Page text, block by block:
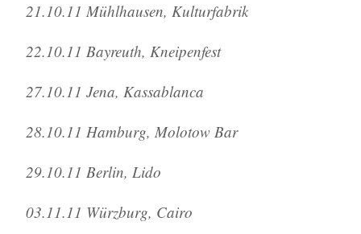
21.10.11 Mühlhausen, Kulturfabrik
22.10.11 Bayreuth, Kneipenfest
27.10.11 Jena, Kassablanca
28.10.11 Hamburg, Molotow Bar
29.10.11 Berlin, Lido
03.11.11 Würzburg, Cairo